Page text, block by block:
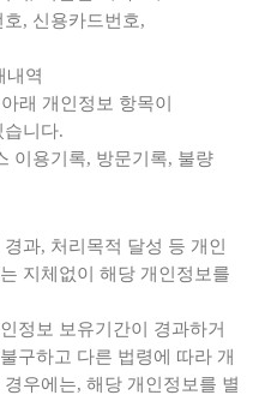
, 신용카드번호,
내역
래 개인정보 항목이
니다.
이용기록, 방문기록, 불량
과, 처리목적 달성 등 개인
지체없이 해당 개인정보를
정보 보유기간이 경과하거
구하고 다른 법령에 따라 개
우에는, 해당 개인정보를 별